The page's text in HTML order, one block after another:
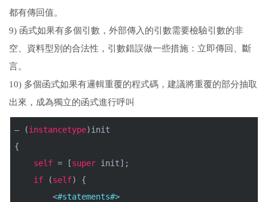
都有傳回值。
9) 函式如果有多個引數，外部傳入的引數需要檢驗引數的非
空、資料型別的合法性，引數錯誤做一些措施：立即傳回、斷
言。
10) 多個函式如果有邏輯重覆的程式碼，建議將重覆的部分抽取
出來，成為獨立的函式進行呼叫
– (instancetype)init
{
self = [super init];
if (self) {
<#statements#>